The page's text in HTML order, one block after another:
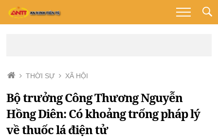
THỜI SỰ XÃ HỘI
Bộ trưởng Công Thương Nguyễn
Hồng Diên: Có khoảng trống pháp lý
về thuốc lá điện tử